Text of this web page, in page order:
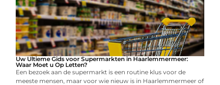
Uw Ultieme Gids voor Supermarkten in Haarlemmermeer:
Waar Moet u Op Letten?
Een bezoek aan de supermarkt is een routine klus voor de
meeste mensen, maar voor wie nieuw is in Haarlemmermeer of